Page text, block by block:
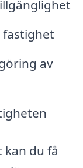
av
kan du få